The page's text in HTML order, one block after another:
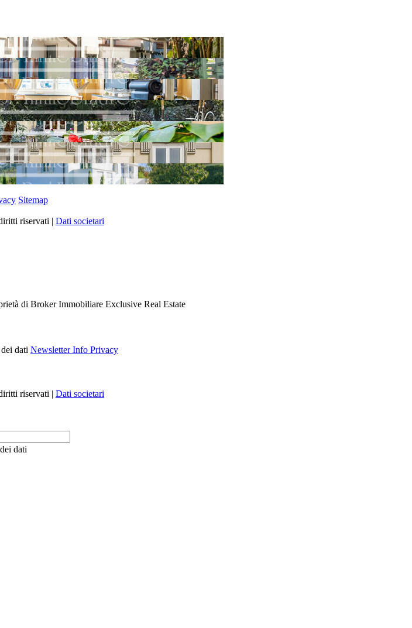
Sitemap
riservati | Dati societari
di Broker Immobiliare Exclusive Real Estate
dati Newsletter Info Privacy
riservati | Dati societari
dati